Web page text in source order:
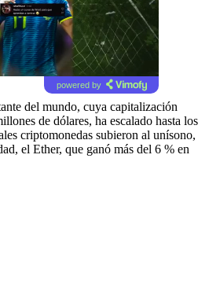
powered by
del mundo, cuya capitalización
de dólares, ha escalado hasta los
criptomonedas subieron al unísono,
el Ether, que ganó más del 6 % en